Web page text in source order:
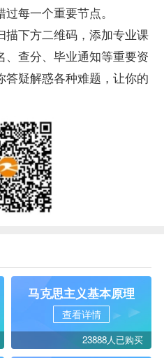
每一个重要节点。
描下方二维码，添加专业课
查分、毕业通知等重要资
疑解惑各种难题，让你的
马克思主义基本原理
查看详情
23888人已购买